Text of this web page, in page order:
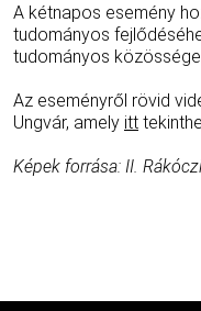
A kétnapos esemény
tudományos
tudományos
Az eseményről rövid
Ungvár, amely itt
Képek forrása: II.